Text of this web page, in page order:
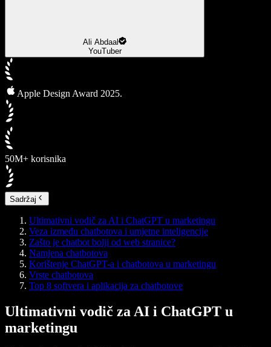
Ali Abdaal
YouTuber
Apple Design Award 2025.
50M+ korisnika
Sadržaj
Ultimativni vodič za AI i ChatGPT u marketingu
Veza između chatbotova i umjetne inteligencije
Zašto je chatbot bolji od web stranice?
Namjena chatbotova
Korištenje ChatGPT-a i chatbotova u marketingu
Vrste chatbotova
Top 8 softvera i aplikacija za chatbotove
Ultimativni vodič za AI i ChatGPT u
marketingu